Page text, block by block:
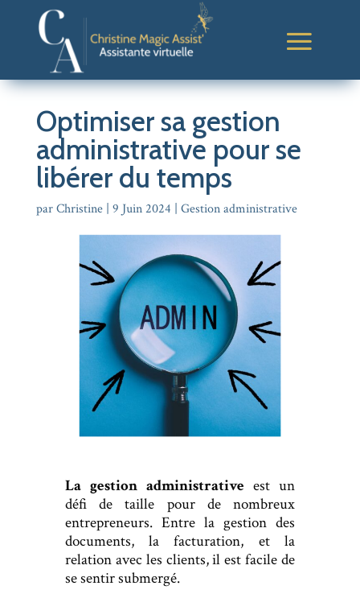
Optimiser sa gestion
administrative pour se
libérer du temps
parChristine| 9 Juin 2024 | Gestion administrative
La gestion administrative est un
défi de taille pour de nombreux
entrepreneurs. Entre la gestion des
documents, la facturation, et la
relation avec les clients, il est facile de
se sentir submergé.